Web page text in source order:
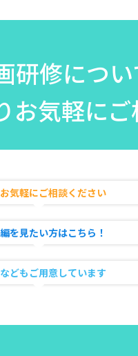
研修につ
お気軽に
気軽にご相談ください
を見たい方はこちら！
どもご用意しています